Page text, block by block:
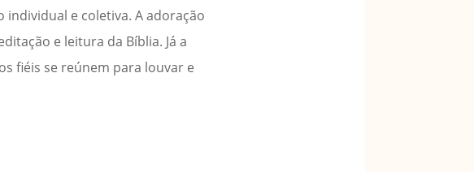
e coletiva. A adoração
e leitura da Bíblia. Já a
fiéis se reúnem para louvar e